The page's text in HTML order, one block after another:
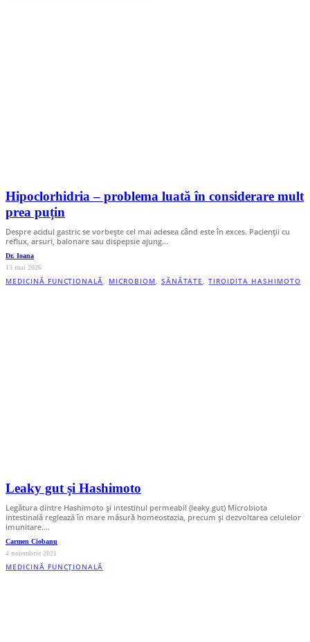
Hipoclorhidria – problema luată în considerare mult
prea puțin
Despre acidul gastric se vorbește cel mai adesea când este în exces. Pacienții cu
reflux, arsuri, balonare sau dispepsie ajung…
Dr. Ioana
13 mai 2026
MEDICINĂ FUNCȚIONALĂ, MICROBIOM, SĂNĂTATE,TIROIDITA HASHIMOTO
Leaky gut și Hashimoto
Legătura dintre Hashimoto și intestinul permeabil (leaky gut) Microbiota
intestinală reglează în mare măsură homeostazia, precum și dezvoltarea celulelor
imunitare.…
Carmen Ciobanu
4 noiembrie 2021
MEDICINĂ FUNCȚIONALĂ